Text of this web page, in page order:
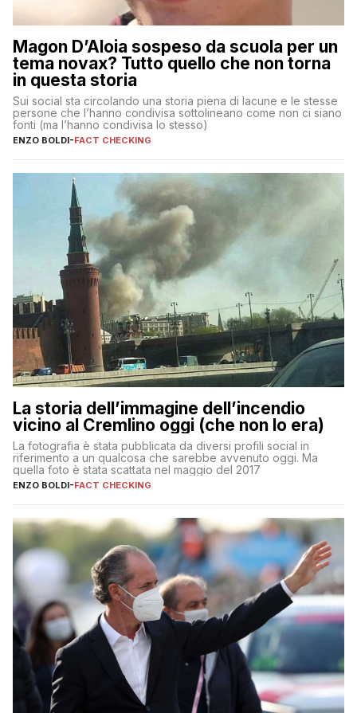
Magon D’Aloia sospeso da scuola per un
tema novax? Tutto quello che non torna
in questa storia
Sui social sta circolando una storia piena di lacune e le stesse
persone che l’hanno condivisa sottolineano come non ci siano
fonti (ma l’hanno condivisa lo stesso)
ENZO BOLDI-FACT CHECKING
La storia dell’immagine dell’incendio
vicino al Cremlino oggi (che non lo era)
La fotografia è stata pubblicata da diversi profili social in
riferimento a un qualcosa che sarebbe avvenuto oggi. Ma
quella foto è stata scattata nel maggio del 2017
ENZO BOLDI-FACT CHECKING